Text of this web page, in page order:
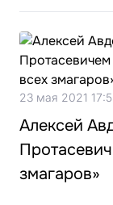
23 мая 2021
Алексей
змагаров»